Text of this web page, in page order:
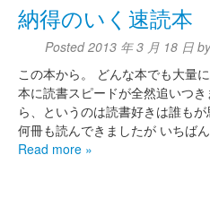
納得のいく速読本
Posted2013 年 3 月 18 日
この本から。 どんな本でも大量
本に読書スピードが全然追いつ
ら、というのは読書好きは誰も
何冊も読んできましたが いちば
Read more »